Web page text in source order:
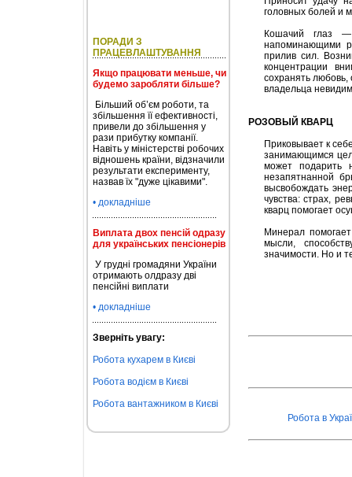
ПОРАДИ З
ПРАЦЕВЛАШТУВАННЯ
Якщо працювати меньше, чи
будемо заробляти більше?
Більший об’єм роботи, та
збільшення її ефективності,
привели до збільшення у
рази прибутку компанії.
Навіть у міністерстві робочих
відношень країни, відзначили
результати експерименту,
назвав їх "дуже цікавими".
• докладніше
Виплата двох пенсій одразу
для українських пенсіонерів
У грудні громадяни України
отримають олдразу дві
пенсійні виплати
• докладніше
Зверніть увагу:
Робота кухарем в Києві
Робота водієм в Києві
Робота вантажником в Києві
головных болей и
Кошачий глаз —
напоминающими
прилив сил.
концентрации
сохранять
владельца
РОЗОВЫЙ КВАРЦ
Приковывает к
занимающимся
может подарить
незапятнанной
высвобождать
чувства: страх,
кварц помогает
Минерал
мысли,
значимости. Но и
Робота в